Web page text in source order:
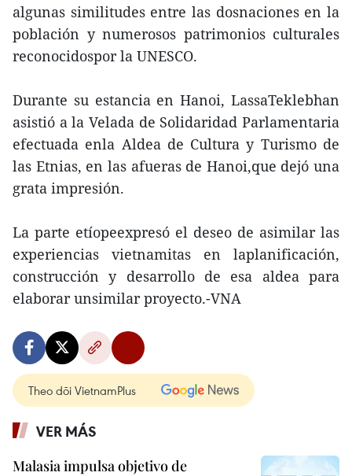
algunas similitudes entre las dosnaciones en la
población y numerosos patrimonios culturales
reconocidospor la UNESCO.
Durante su estancia en Hanoi, LassaTeklebhan
asistió a la Velada de Solidaridad Parlamentaria
efectuada enla Aldea de Cultura y Turismo de
las Etnias, en las afueras de Hanoi,que dejó una
grata impresión.
La parte etíopeexpresó el deseo de asimilar las
experiencias vietnamitas en laplanificación,
construcción y desarrollo de esa aldea para
elaborar unsimilar proyecto.-VNA
Theo dõi VietnamPlus
VER MÁS
Malasia impulsa objetivo de